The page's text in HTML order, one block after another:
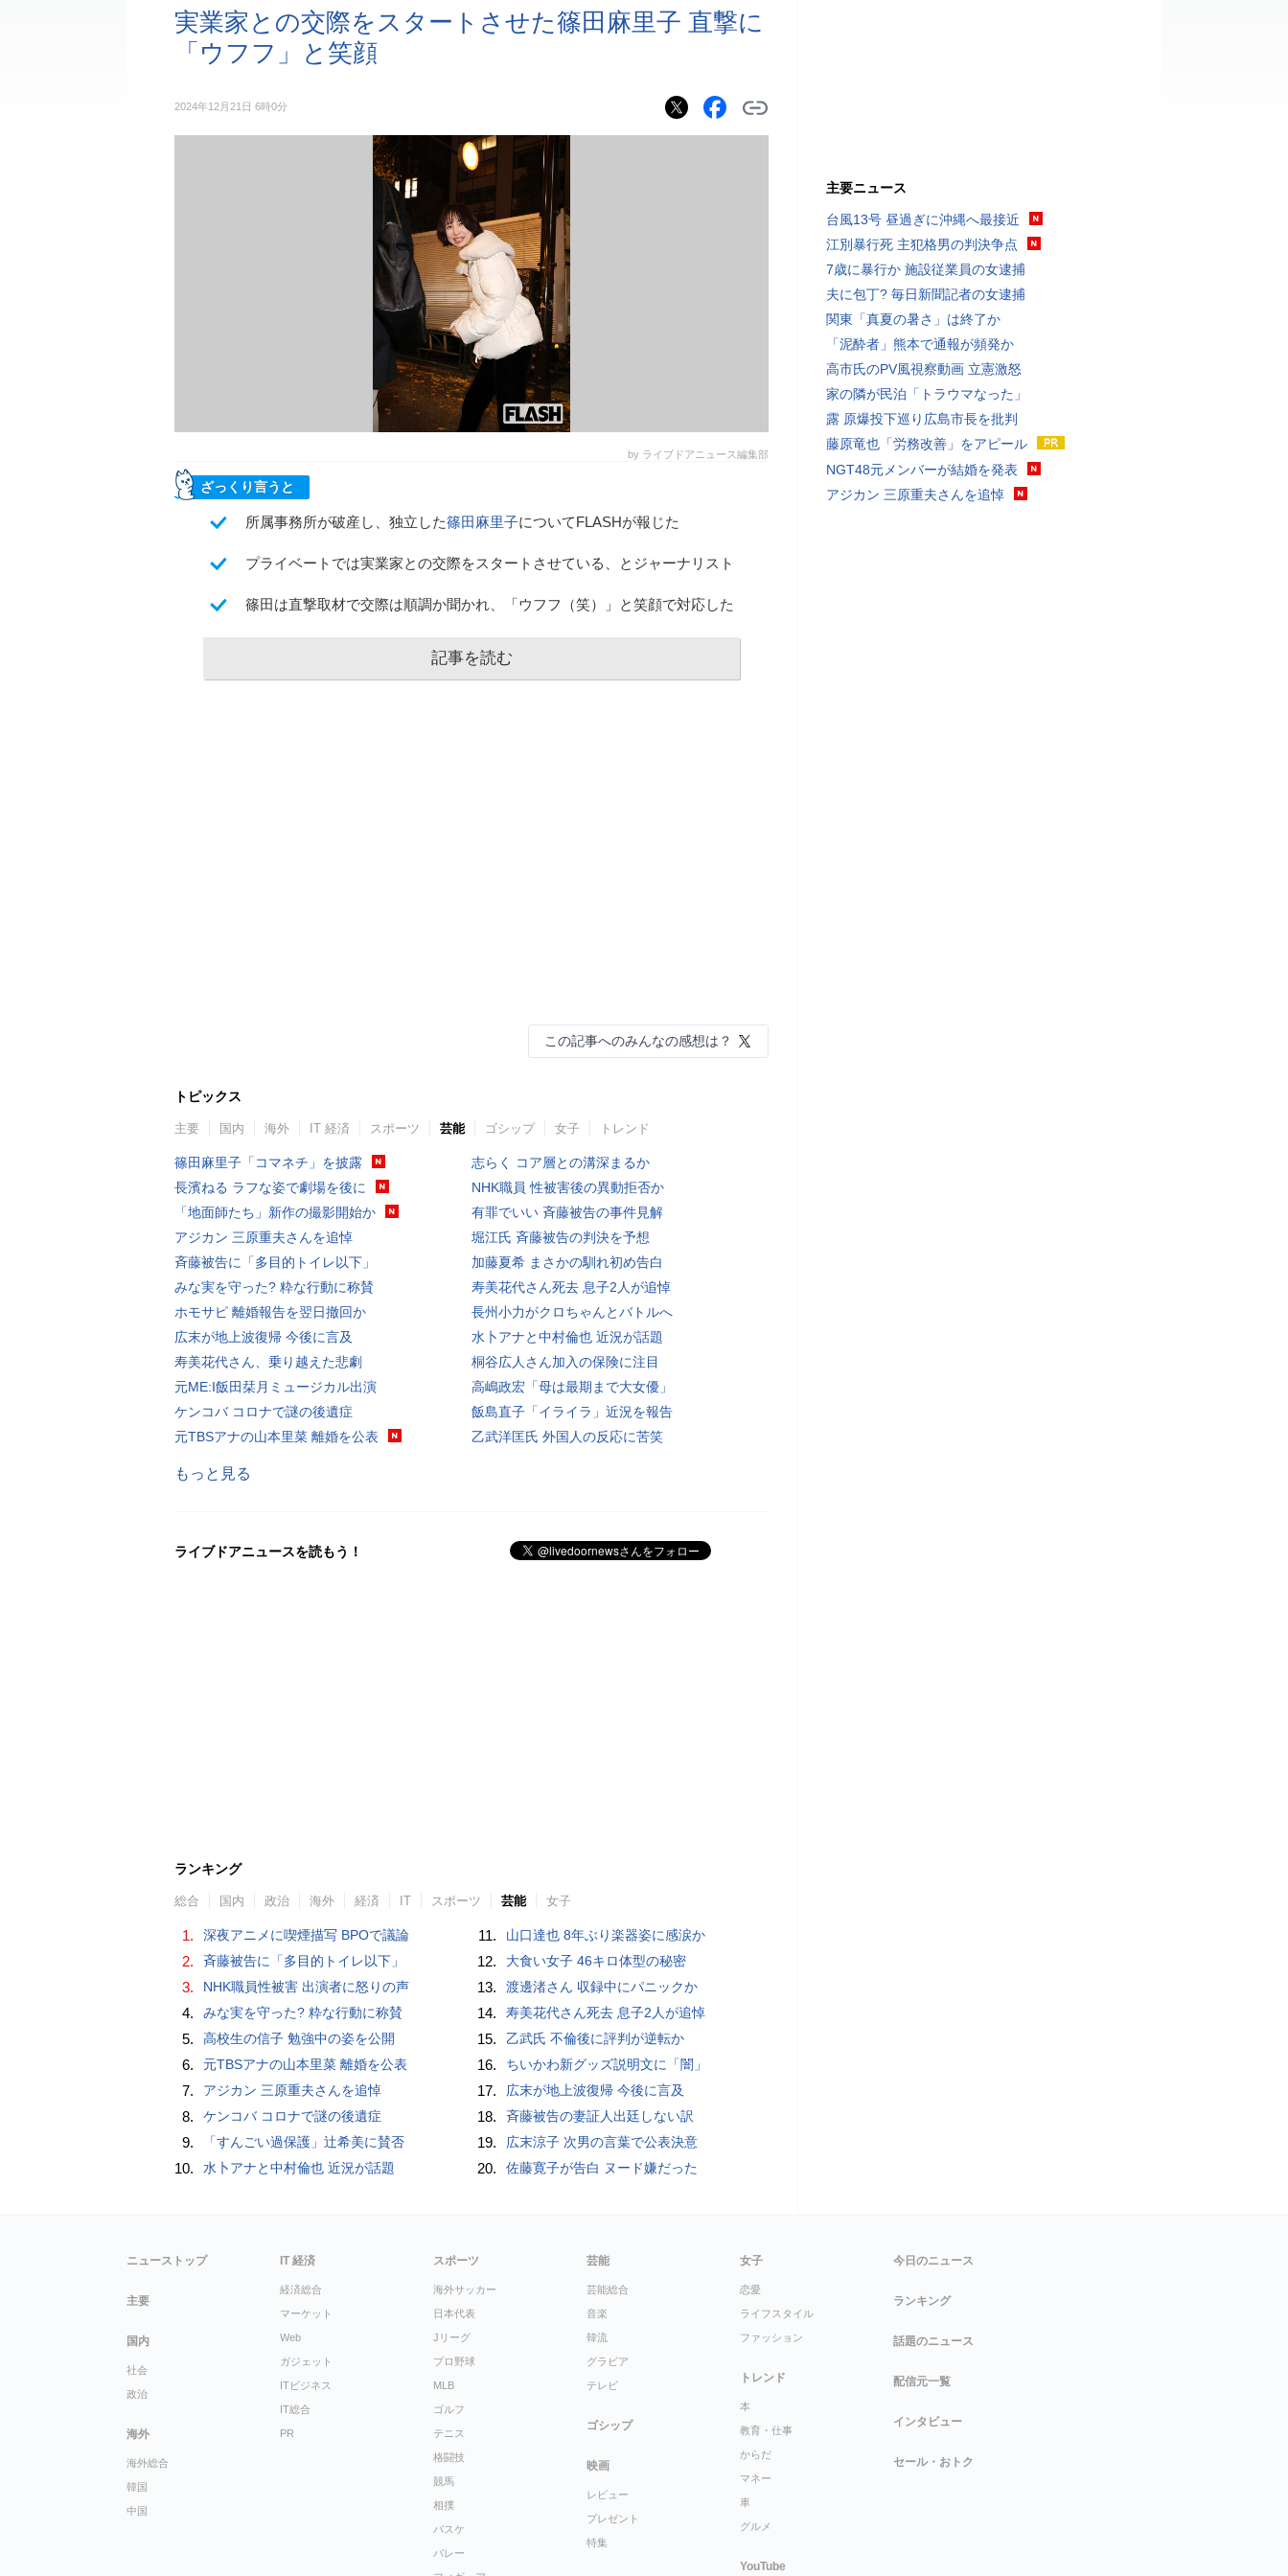
実業家との交際をスタートさせた篠田麻里子 直撃に
「ウフフ」と笑顔
2024年12月21日 6時0分
by ライブドアニュース編集部
ざっくり言うと
所属事務所が破産し、独立した篠田麻里子についてFLASHが報じた
プライベートでは実業家との交際をスタートさせている、とジャーナリスト
篠田は直撃取材で交際は順調か聞かれ、「ウフフ（笑）」と笑顔で対応した
記事を読む
この記事へのみんなの感想は？
トピックス
主要 国内 海外 IT 経済 スポーツ 芸能 ゴシップ 女子 トレンド
篠田麻里子「コマネチ」を披露
長濱ねる ラフな姿で劇場を後に
「地面師たち」新作の撮影開始か
アジカン 三原重夫さんを追悼
斉藤被告に「多目的トイレ以下」
みな実を守った? 粋な行動に称賛
ホモサピ 離婚報告を翌日撤回か
広末が地上波復帰 今後に言及
寿美花代さん、乗り越えた悲劇
元ME:I飯田栞月ミュージカル出演
ケンコバ コロナで謎の後遺症
元TBSアナの山本里菜 離婚を公表
志らく コア層との溝深まるか
NHK職員 性被害後の異動拒否か
有罪でいい 斉藤被告の事件見解
堀江氏 斉藤被告の判決を予想
加藤夏希 まさかの馴れ初め告白
寿美花代さん死去 息子2人が追悼
長州小力がクロちゃんとバトルへ
水卜アナと中村倫也 近況が話題
桐谷広人さん加入の保険に注目
高嶋政宏「母は最期まで大女優」
飯島直子「イライラ」近況を報告
乙武洋匡氏 外国人の反応に苦笑
もっと見る
ライブドアニュースを読もう！
ランキング
総合 国内 政治 海外 経済 IT スポーツ 芸能 女子
1. 深夜アニメに喫煙描写 BPOで議論
2. 斉藤被告に「多目的トイレ以下」
3. NHK職員性被害 出演者に怒りの声
4. みな実を守った? 粋な行動に称賛
5. 高校生の信子 勉強中の姿を公開
6. 元TBSアナの山本里菜 離婚を公表
7. アジカン 三原重夫さんを追悼
8. ケンコバ コロナで謎の後遺症
9. 「すんごい過保護」辻希美に賛否
10. 水卜アナと中村倫也 近況が話題
11. 山口達也 8年ぶり楽器姿に感涙か
12. 大食い女子 46キロ体型の秘密
13. 渡邊渚さん 収録中にパニックか
14. 寿美花代さん死去 息子2人が追悼
15. 乙武氏 不倫後に評判が逆転か
16. ちいかわ新グッズ説明文に「闇」
17. 広末が地上波復帰 今後に言及
18. 斉藤被告の妻証人出廷しない訳
19. 広末涼子 次男の言葉で公表決意
20. 佐藤寛子が告白 ヌード嫌だった
主要ニュース
台風13号 昼過ぎに沖縄へ最接近
江別暴行死 主犯格男の判決争点
7歳に暴行か 施設従業員の女逮捕
夫に包丁? 毎日新聞記者の女逮捕
関東「真夏の暑さ」は終了か
「泥酔者」熊本で通報が頻発か
高市氏のPV風視察動画 立憲激怒
家の隣が民泊「トラウマなった」
露 原爆投下巡り広島市長を批判
藤原竜也「労務改善」をアピール
NGT48元メンバーが結婚を発表
アジカン 三原重夫さんを追悼
ニューストップ
主要
国内
社会
政治
海外
海外総合
韓国
中国
IT 経済
経済総合
マーケット
Web
ガジェット
ITビジネス
IT総合
PR
スポーツ
海外サッカー
日本代表
Jリーグ
プロ野球
MLB
ゴルフ
テニス
格闘技
競馬
相撲
バスケ
バレー
芸能
芸能総合
音楽
韓流
グラビア
テレビ
ゴシップ
映画
レビュー
プレゼント
特集
女子
恋愛
ライフスタイル
ファッション
トレンド
本
教育・仕事
からだ
マネー
車
グルメ
YouTube
今日のニュース
ランキング
話題のニュース
配信元一覧
インタビュー
セール・おトク